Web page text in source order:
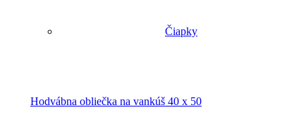
Čiapky
Hodvábna obliečka na vankúš 40 x 50